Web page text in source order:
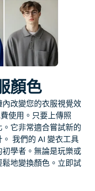
顏色
改變您的衣服視覺效
使用。只要上傳照
它非常適合嘗試新的
我們的 AI 變衣工具
學者。 無論是玩樂或
地變換顏色。立即試